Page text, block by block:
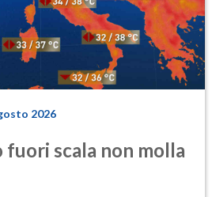
2026
fuori scala non molla